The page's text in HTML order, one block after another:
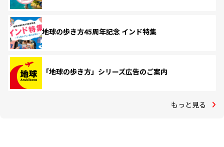
地球の歩き方45周年記念 インド特集
「地球の歩き方」シリーズ広告のご案内
もっと見る